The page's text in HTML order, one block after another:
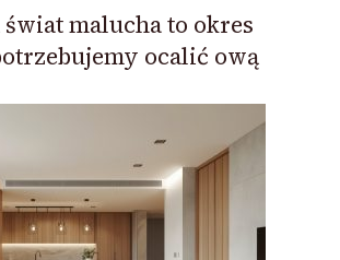
malucha to okres
ocalić ową